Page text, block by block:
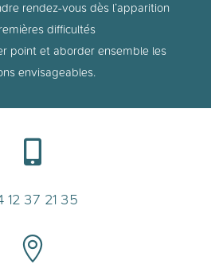
rendez-vous dès l’apparition
difficultés
point et aborder ensemble les
envisageables.

12 37 21 35
